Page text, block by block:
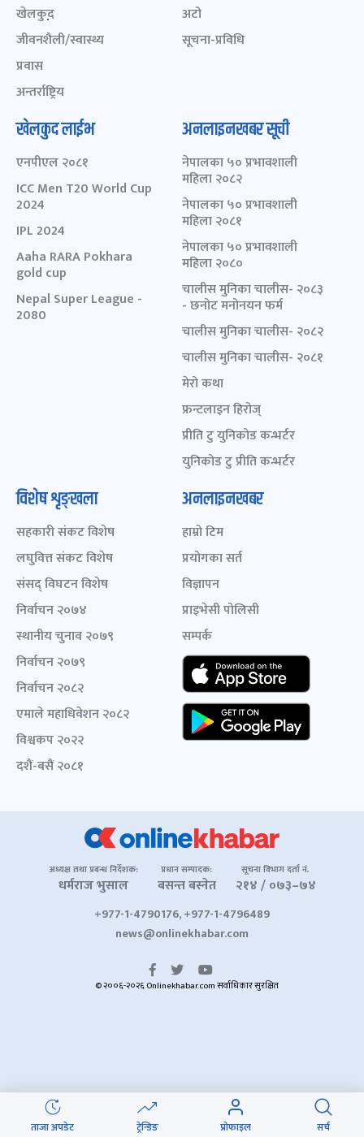
ताजा अपडेट ट्रेन्डिङ प्रोफाइल सर्च
खेलकुद़़
जीवनशैली/स्वास्थ्य
प्रवास
अन्तर्राष्ट्रिय
अटो
सूचना-प्रविधि
खेलकुद लाईभ
एनपीएल २०८१
ICC Men T20 World Cup
2024
IPL 2024
Aaha RARA Pokhara
gold cup
Nepal Super League -
2080
अनलाइनखबर सूची
नेपालका ५० प्रभावशाली
महिला २०८२
नेपालका ५० प्रभावशाली
महिला २०८१
नेपालका ५० प्रभावशाली
महिला २०८०
चालीस मुनिका चालीस- २०८३
- छनोट मनोनयन फर्म
चालीस मुनिका चालीस- २०८२
चालीस मुनिका चालीस- २०८१
मेरो कथा
फ्रन्टलाइन हिरोज्
प्रीति टु युनिकोड कन्भर्टर
युनिकोड टु प्रीति कन्भर्टर
विशेष शृङ्खला
सहकारी संकट विशेष
लघुवित्त संकट विशेष
संसद् विघटन विशेष
निर्वाचन २०७४
स्थानीय चुनाव २०७९
निर्वाचन २०७९
निर्वाचन २०८२
एमाले महाधिवेशन २०८२
विश्वकप २०२२
दशैं-बसैं २०८१
अनलाइनखबर
हाम्रो टिम
प्रयोगका सर्त
विज्ञापन
प्राइभेसी पोलिसी
सम्पर्क
अध्यक्ष तथा प्रबन्ध निर्देशक:
धर्मराज भुसाल
प्रधान सम्पादक:
बसन्त बस्नेत
सूचना विभाग दर्ता नं.
२१४ / ०७३–७४
+977-1-4790176, +977-1-4796489
news@onlinekhabar.com
© २००६-२०२६ Onlinekhabar.com सर्वाधिकार सुरक्षित